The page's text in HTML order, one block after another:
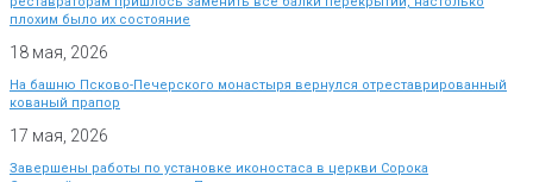
плохим было их состояние
18 мая, 2026
На башню Псково-Печерского монастыря вернулся отреставрированный
кованый прапор
17 мая, 2026
Завершены работы по установке иконостаса в церкви Сорока